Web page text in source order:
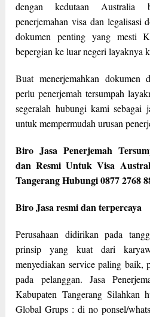
dengan kedutaan Australia
penerjemahan visa dan legalisasi
dokumen penting yang mesti
bepergian ke luar negeri layaknya
Buat menerjemahkan
perlu penerjemah tersumpah
segeralah hubungi kami sebagai
untuk mempermudah urusan
Biro Jasa Penerjemah
dan Resmi Untuk Visa
Tangerang Hubungi 0877 2768
Biro Jasa resmi dan terpercaya
Perusahaan didirikan pada
prinsip yang kuat dari
menyediakan service paling baik,
pada pelanggan. Jasa
Kabupaten Tangerang Silahkan
Global Grups : di no ponsel/